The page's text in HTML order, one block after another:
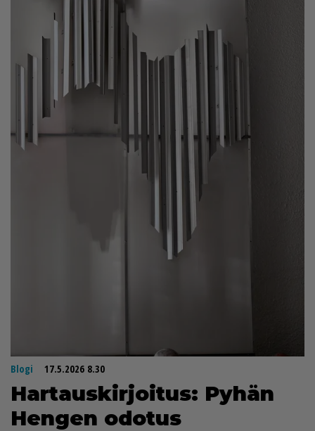
Blogi 17.5.2026 8.30
Har­taus­kir­joi­tus: Py­hän
Hen­gen odo­tus